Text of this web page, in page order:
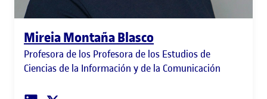
Mireia Montaña Blasco
Profesora de los Profesora de los Estudios de
Ciencias de la Información y de la Comunicación